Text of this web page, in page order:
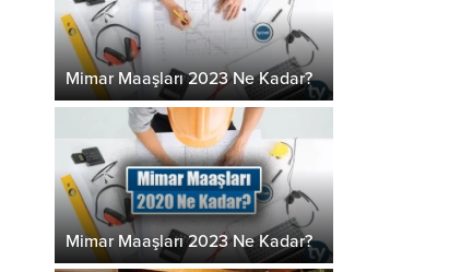
Mimar Maaşları 2023 Ne Kadar?
Mimar Maaşları 2023 Ne Kadar?